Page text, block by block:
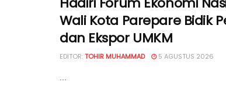
Wali Kota Parepare Bidik
dan Ekspor UMKM
EDITOR:TOHIR MUHAMMAD 5 AGUSTUS 2026
...